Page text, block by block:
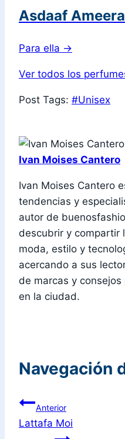
Asdaaf
Para ella →
Ver todos los
Post Tags: #Unisex
Ivan Moises Cantero
Ivan Moises Cantero
tendencias y
autor de
descubrir y compartir
moda, estilo y
acercando a sus
de marcas y
en la ciudad.
Navegación
Anterior
Lattafa Moi